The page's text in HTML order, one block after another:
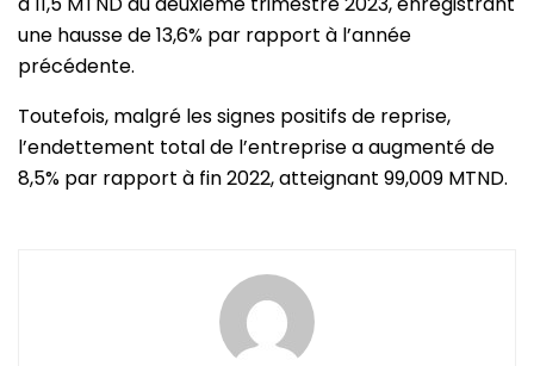
une hausse de 13,6% par rapport à l’année
précédente.
Toutefois, malgré les signes positifs de reprise,
l’endettement total de l’entreprise a augmenté de
8,5% par rapport à fin 2022, atteignant 99,009 MTND.